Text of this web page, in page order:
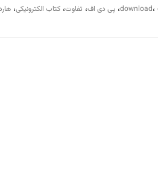
download، ، پی دی اف، تفاوت، کتاب الکترونیکی،